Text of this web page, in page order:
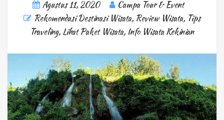
Agustus 11, 2020
Campa Tour & Event
Rekomendasi Destinasi Wisata, Review Wisata, Tips
Traveling, Lihat Paket Wisata, Info Wisata Kekinian